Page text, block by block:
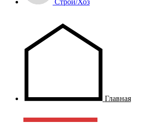
Строй/Хоз
Главная